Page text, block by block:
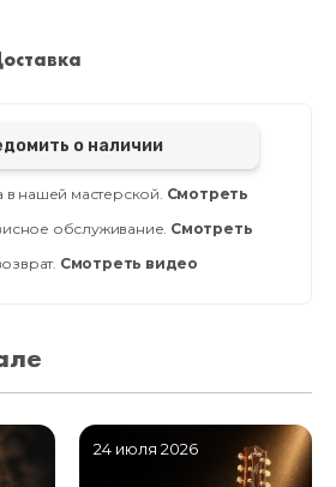
о наличии
в нашей мастерской. Смотреть
обслуживание. Смотреть
Смотреть видео
24 июля 2026